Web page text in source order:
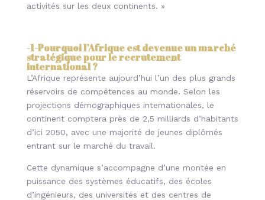
activités sur les deux continents. »
-1-Pourquoi l’Afrique est devenue un marché
stratégique pour le recrutement
international ?
L’Afrique représente aujourd’hui l’un des plus grands
réservoirs de compétences au monde. Selon les
projections démographiques internationales, le
continent comptera près de 2,5 milliards d’habitants
d’ici 2050, avec une majorité de jeunes diplômés
entrant sur le marché du travail.
Cette dynamique s’accompagne d’une montée en
puissance des systèmes éducatifs, des écoles
d’ingénieurs, des universités et des centres de